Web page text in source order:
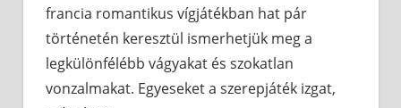
francia romantikus vígjátékban hat pár
történetén keresztül ismerhetjük meg a
legkülönfélébb vágyakat és szokatlan
vonzalmakat. Egyeseket a szerepjáték izgat,